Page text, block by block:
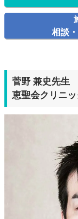
相談
菅野 兼史先生
恵聖会クリニ